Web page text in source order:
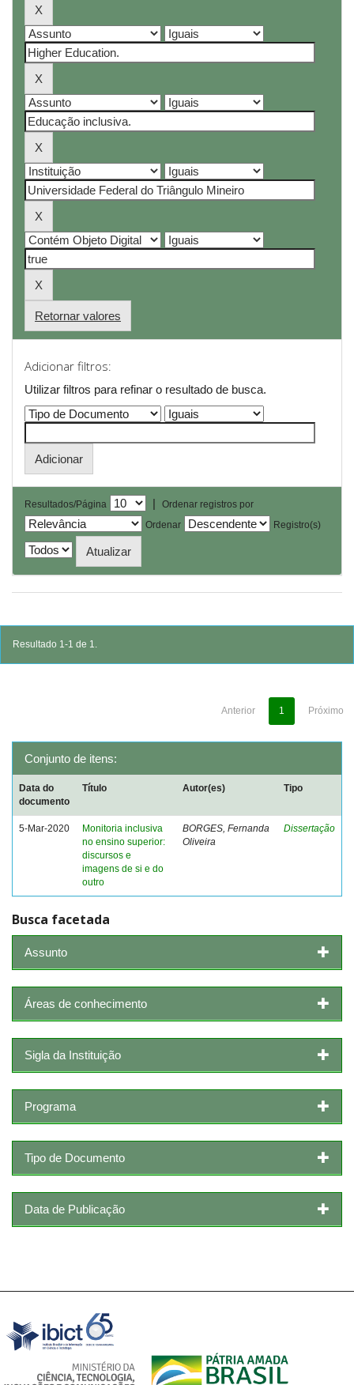
Retornar valores
Adicionar filtros:
Utilizar filtros para refinar o resultado de busca.
Resultados/Página |
Ordenar registros por
Ordenar
Registro(s)
Resultado 1-1 de 1.
Anterior 1 Próximo
Conjunto de itens:
Data do
documento
Título Autor(es) Tipo
5-Mar-2020
Monitoria inclusiva
no ensino superior:
discursos e
imagens de si e do
outro
BORGES, Fernanda
Oliveira
Dissertação
Busca facetada
Assunto
Áreas de conhecimento
Sigla da Instituição
Programa
Tipo de Documento
Data de Publicação